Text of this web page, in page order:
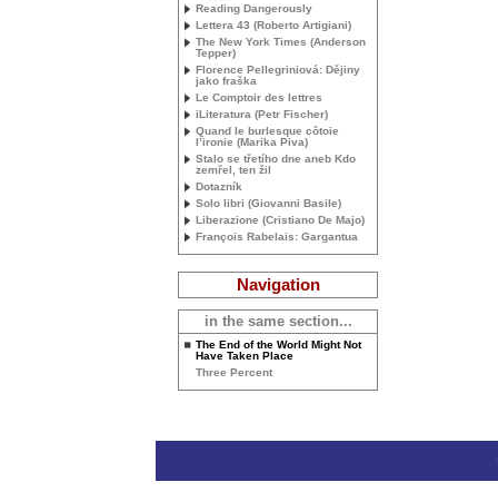
Reading Dangerously
Lettera 43 (Roberto Artigiani)
The New York Times (Anderson
Tepper)
Florence Pellegriniová: Dějiny
jako fraška
Le Comptoir des lettres
iLiteratura (Petr Fischer)
Quand le burlesque côtoie
l’ironie (Marika Piva)
Stalo se třetího dne aneb Kdo
zemřel, ten žil
Dotazník
Solo libri (Giovanni Basile)
Liberazione (Cristiano De Majo)
François Rabelais: Gargantua
Navigation
in the same section...
The End of the World Might Not
Have Taken Place
Three Percent